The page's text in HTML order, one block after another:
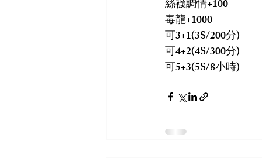
絲襪調情+100
毒龍+1000
可3+1(3S/200分)
可4+2(4S/300分)
可5+3(5S/8小時)